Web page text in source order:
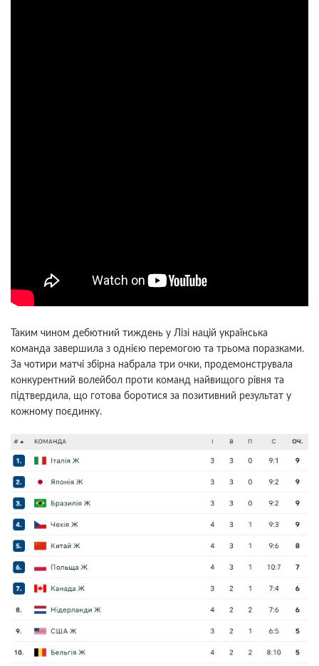
Таким чином дебютний тиждень у Лізі націй українська
команда завершила з однією перемогою та трьома поразками.
За чотири матчі збірна набрала три очки, продемонструвала
конкурентний волейбол проти команд найвищого рівня та
підтвердила, що готова боротися за позитивний результат у
кожному поєдинку.